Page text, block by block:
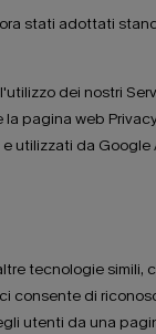
stati adottati
dei nostri
pagina web
utilizzati da Google
tecnologie simili,
consente di
utenti da una